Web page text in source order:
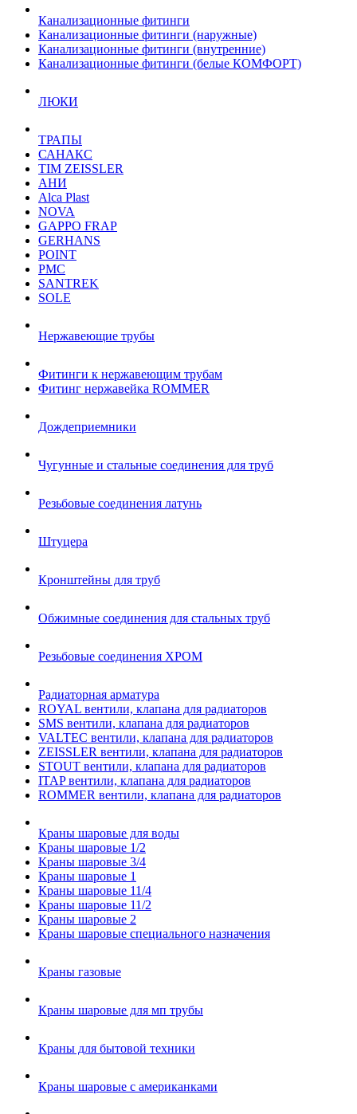
Канализационные фитинги
Канализационные фитинги (наружные)
Канализационные фитинги (внутренние)
Канализационные фитинги (белые КОМФОРТ)
ЛЮКИ
ТРАПЫ
САНАКС
TIM ZEISSLER
АНИ
Alca Plast
NOVA
GAPPO FRAP
GERHANS
POINT
РМС
SANTREK
SOLE
Нержавеющие трубы
Фитинги к нержавеющим трубам
Фитинг нержавейка ROMMER
Дождеприемники
Чугунные и стальные соединения для труб
Резьбовые соединения латунь
Штуцера
Кронштейны для труб
Обжимные соединения для стальных труб
Резьбовые соединения ХРОМ
Радиаторная арматура
ROYAL вентили, клапана для радиаторов
SMS вентили, клапана для радиаторов
VALTEC вентили, клапана для радиаторов
ZEISSLER вентили, клапана для радиаторов
STOUT вентили, клапана для радиаторов
ITAP вентили, клапана для радиаторов
ROMMER вентили, клапана для радиаторов
Краны шаровые для воды
Краны шаровые 1/2
Краны шаровые 3/4
Краны шаровые 1
Краны шаровые 11/4
Краны шаровые 11/2
Краны шаровые 2
Краны шаровые специального назначения
Краны газовые
Краны шаровые для мп трубы
Краны для бытовой техники
Краны шаровые с американками